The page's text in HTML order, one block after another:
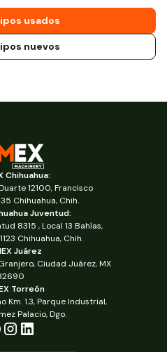
usados
nuevos
Chihuahua:
12100, Francisco
Chihuahua, Chih.
Juventud:
8315 , Local 13 Bahías,
Chihuahua, Chih.
Juárez
Ciudad Juárez, MX
Torreón
Km. 1.3, Parque Industrial,
Palacio, Dgo.